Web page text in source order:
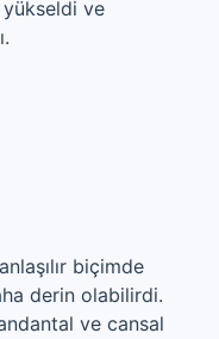
yükseldi ve
biçimde
derin olabilirdi.
ve cansal